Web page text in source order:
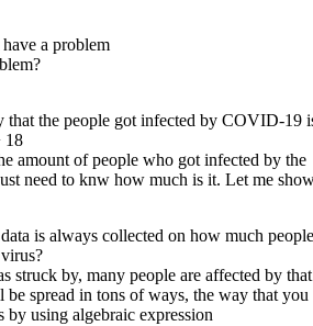
a problem
that the people got infected by COVID-19
18
amount of people who got infected by the
need to knw how much is it. Let me
is always collected on how much
struck by, many people are affected by
be spread in tons of ways, the way that you
by using algebraic expression